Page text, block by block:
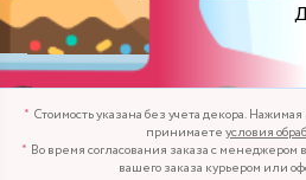
Стоимость указана без учета декора.
принимаетеусловия
Во время согласования заказа с менеджером
вашего заказа курьером или